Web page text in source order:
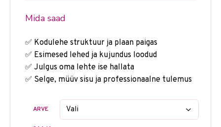
Mida saad
✅ Kodulehe struktuur ja plaan paigas
✅ Esimesed lehed ja kujundus loodud
✅ Julgus oma lehte ise hallata
✅ Selge, müüv sisu ja professionaalne tulemus
ARVE